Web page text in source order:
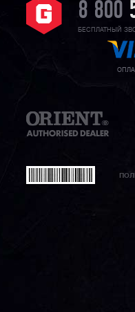
8 800
БЕСПЛАТНЫЙ